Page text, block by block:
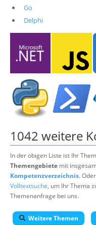
Go
Delphi
1042 weitere
In der obigen Liste ist Ihr
Themengebiete mit
Kompetenzverzeichnis.
Volltextsuche, um Ihr Thema
Themenanfrage bei uns.
Weitere Themen